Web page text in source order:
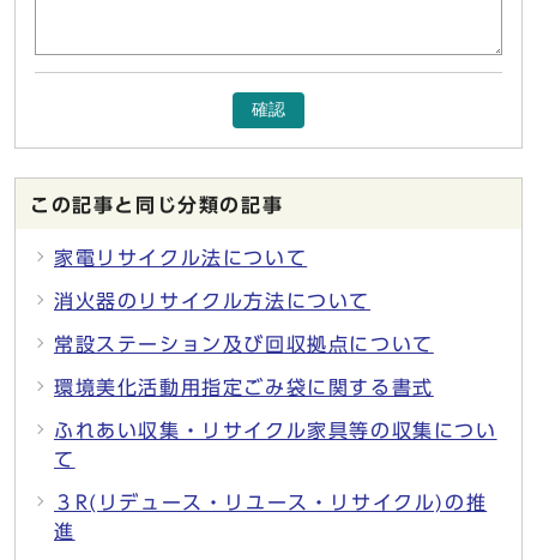
確認
この記事と同じ分類の記事
家電リサイクル法について
消火器のリサイクル方法について
常設ステーション及び回収拠点について
環境美化活動用指定ごみ袋に関する書式
ふれあい収集・リサイクル家具等の収集につい
て
３R(リデュース・リユース・リサイクル)の推
進